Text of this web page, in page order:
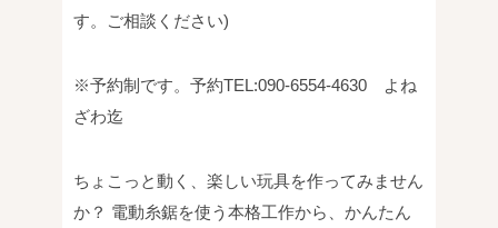
す。ご相談ください)
※予約制です。予約TEL:090-6554-4630 よね
ざわ迄
ちょこっと動く、楽しい玩具を作ってみません
か？ 電動糸鋸を使う本格工作から、かんたん